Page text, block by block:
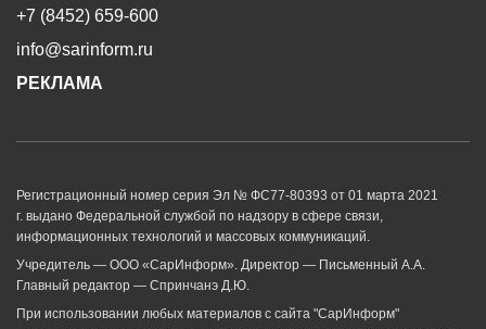
+7 (8452) 659-600
info@sarinform.ru
РЕКЛАМА
Регистрационный номер серия Эл № ФС77-80393 от 01 марта 2021
г. выдано Федеральной службой по надзору в сфере связи,
информационных технологий и массовых коммуникаций.
Учредитель — ООО «СарИнформ». Директор — Письменный А.А.
Главный редактор — Спринчанэ Д.Ю.
При использовании любых материалов с сайта "СарИнформ"